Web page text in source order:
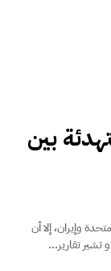
بين
وإيران، إلا أن
تقارير...